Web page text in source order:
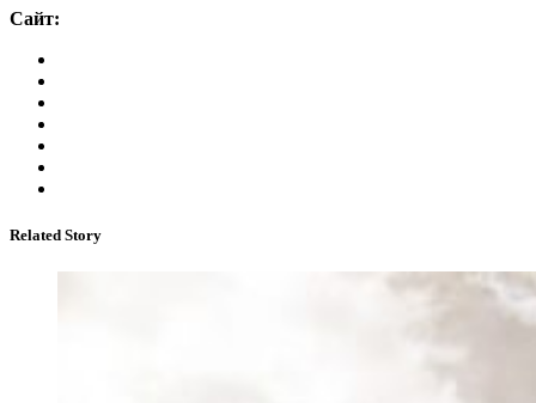
Сайт:
Related Story